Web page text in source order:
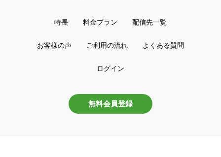
特長 料金プラン 配信先一覧
お客様の声 ご利用の流れ よくある質問
ログイン
無料会員登録